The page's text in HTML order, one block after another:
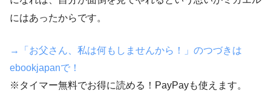
にはあったからです。
→「お父さん、私は何もしませんから！」のつづきは
ebookjapanで！
※タイマー無料でお得に読める！PayPayも使えます。